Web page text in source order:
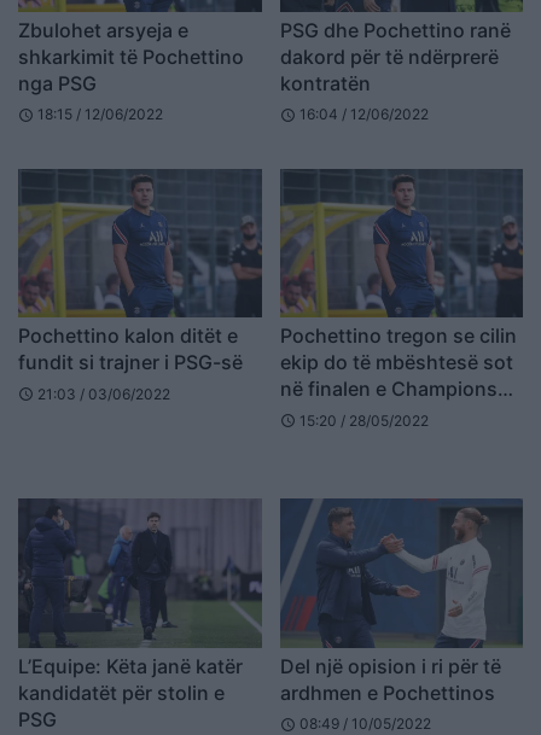
Zbulohet arsyeja e
shkarkimit të Pochettino
nga PSG
schedule 18:15 / 12/06/2022
PSG dhe Pochettino ranë
dakord për të ndërprerë
kontratën
schedule 16:04 / 12/06/2022
Pochettino kalon ditët e
fundit si trajner i PSG-së
schedule 21:03 / 03/06/2022
Pochettino tregon se cilin
ekip do të mbështesë sot
në finalen e Champions
League
schedule 15:20 / 28/05/2022
L’Equipe: Këta janë katër
kandidatët për stolin e
PSG
Del një opision i ri për të
ardhmen e Pochettinos
schedule 08:49 / 10/05/2022